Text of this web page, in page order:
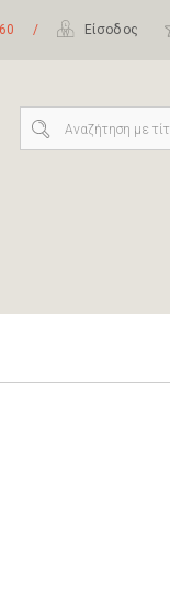
/ Είσοδος